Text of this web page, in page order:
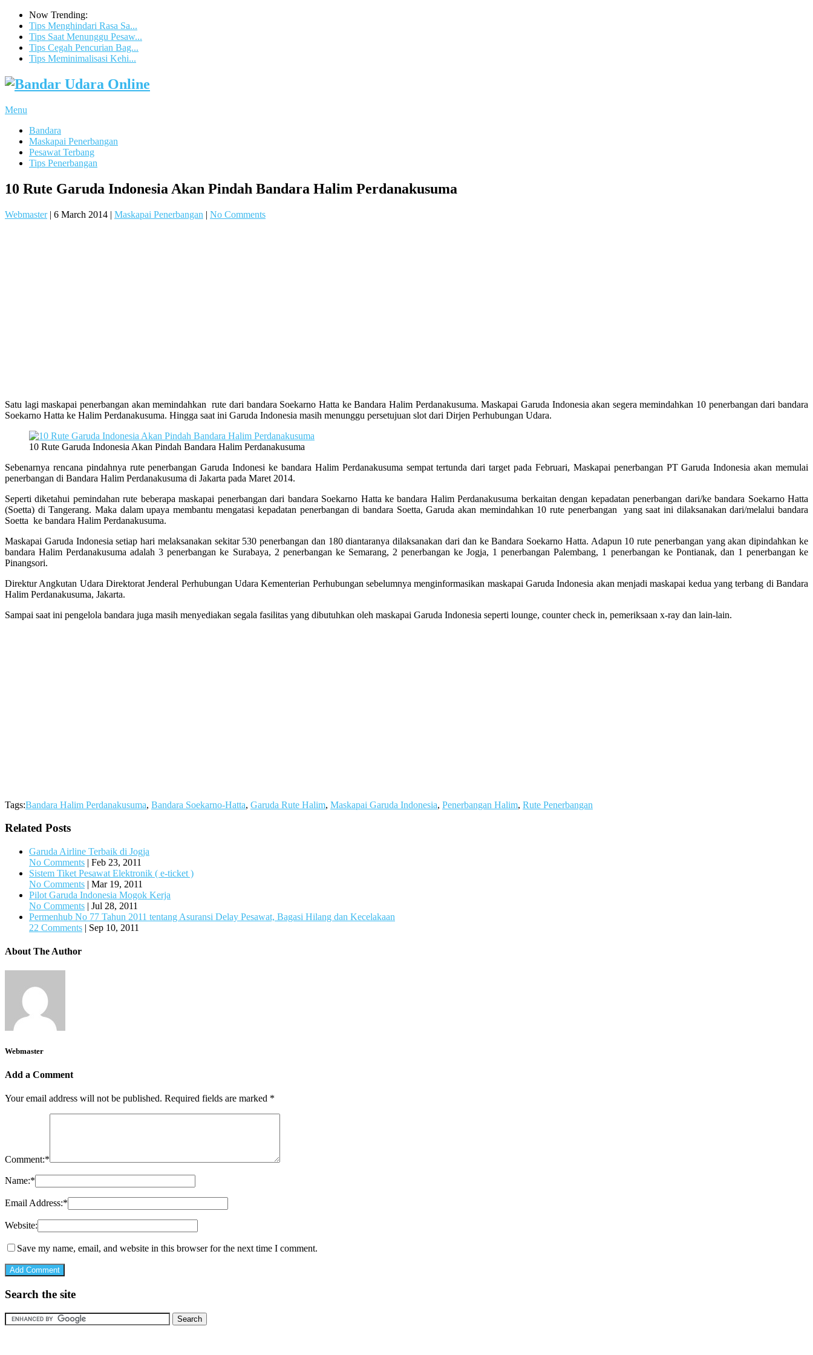
Now Trending:
Tips Menghindari Rasa Sa...
Tips Saat Menunggu Pesaw...
Tips Cegah Pencurian Bag...
Tips Meminimalisasi Kehi...
Menu
Bandara
Maskapai Penerbangan
Pesawat Terbang
Tips Penerbangan
10 Rute Garuda Indonesia Akan Pindah Bandara Halim Perdanakusuma
Webmaster| 6 March 2014 | Maskapai Penerbangan | No Comments
Satu lagi maskapai penerbangan akan memindahkan rute dari bandara Soekarno Hatta ke Bandara Halim Perdanakusuma. Maskapai Garuda Indonesia akan segera memindahkan 10 penerbangan dari bandara
Soekarno Hatta ke Halim Perdanakusuma. Hingga saat ini Garuda Indonesia masih menunggu persetujuan slot dari Dirjen Perhubungan Udara.
10 Rute Garuda Indonesia Akan Pindah Bandara Halim Perdanakusuma
Sebenarnya rencana pindahnya rute penerbangan Garuda Indonesi ke bandara Halim Perdanakusuma sempat tertunda dari target pada Februari, Maskapai penerbangan PT Garuda Indonesia akan memulai
penerbangan di Bandara Halim Perdanakusuma di Jakarta pada Maret 2014.
Seperti diketahui pemindahan rute beberapa maskapai penerbangan dari bandara Soekarno Hatta ke bandara Halim Perdanakusuma berkaitan dengan kepadatan penerbangan dari/ke bandara Soekarno Hatta
(Soetta) di Tangerang. Maka dalam upaya membantu mengatasi kepadatan penerbangan di bandara Soetta, Garuda akan memindahkan 10 rute penerbangan yang saat ini dilaksanakan dari/melalui bandara
Soetta ke bandara Halim Perdanakusuma.
Maskapai Garuda Indonesia setiap hari melaksanakan sekitar 530 penerbangan dan 180 diantaranya dilaksanakan dari dan ke Bandara Soekarno Hatta. Adapun 10 rute penerbangan yang akan dipindahkan ke
bandara Halim Perdanakusuma adalah 3 penerbangan ke Surabaya, 2 penerbangan ke Semarang, 2 penerbangan ke Jogja, 1 penerbangan Palembang, 1 penerbangan ke Pontianak, dan 1 penerbangan ke
Pinangsori.
Direktur Angkutan Udara Direktorat Jenderal Perhubungan Udara Kementerian Perhubungan sebelumnya menginformasikan maskapai Garuda Indonesia akan menjadi maskapai kedua yang terbang di Bandara
Halim Perdanakusuma, Jakarta.
Sampai saat ini pengelola bandara juga masih menyediakan segala fasilitas yang dibutuhkan oleh maskapai Garuda Indonesia seperti lounge, counter check in, pemeriksaan x-ray dan lain-lain.
Tags:Bandara Halim Perdanakusuma, Bandara Soekarno-Hatta, Garuda Rute Halim, Maskapai Garuda Indonesia, Penerbangan Halim, Rute Penerbangan
Related Posts
Garuda Airline Terbaik di Jogja
No Comments | Feb 23, 2011
Sistem Tiket Pesawat Elektronik ( e-ticket )
No Comments | Mar 19, 2011
Pilot Garuda Indonesia Mogok Kerja
No Comments | Jul 28, 2011
Permenhub No 77 Tahun 2011 tentang Asuransi Delay Pesawat, Bagasi Hilang dan Kecelakaan
22 Comments | Sep 10, 2011
About The Author
Webmaster
Add a Comment
Your email address will not be published. Required fields are marked *
Comment:*
Name:*
Email Address:*
Website:
Save my name, email, and website in this browser for the next time I comment.
Search the site